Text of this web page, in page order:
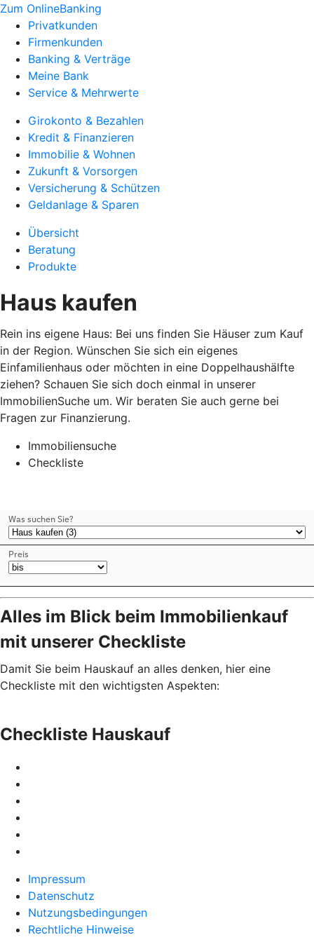
Zum OnlineBanking
Privatkunden
Firmenkunden
Banking & Verträge
Meine Bank
Service & Mehrwerte
Girokonto & Bezahlen
Kredit & Finanzieren
Immobilie & Wohnen
Zukunft & Vorsorgen
Versicherung & Schützen
Geldanlage & Sparen
Übersicht
Beratung
Produkte
Haus kaufen
Rein ins eigene Haus: Bei uns finden Sie Häuser zum Kauf
in der Region. Wünschen Sie sich ein eigenes
Einfamilienhaus oder möchten in eine Doppelhaushälfte
ziehen? Schauen Sie sich doch einmal in unserer
ImmobilienSuche um. Wir beraten Sie auch gerne bei
Fragen zur Finanzierung.
Immobiliensuche
Checkliste
Alles im Blick beim Immobilienkauf
mit unserer Checkliste
Damit Sie beim Hauskauf an alles denken, hier eine
Checkliste mit den wichtigsten Aspekten:
Checkliste Hauskauf
Impressum
Datenschutz
Nutzungsbedingungen
Rechtliche Hinweise